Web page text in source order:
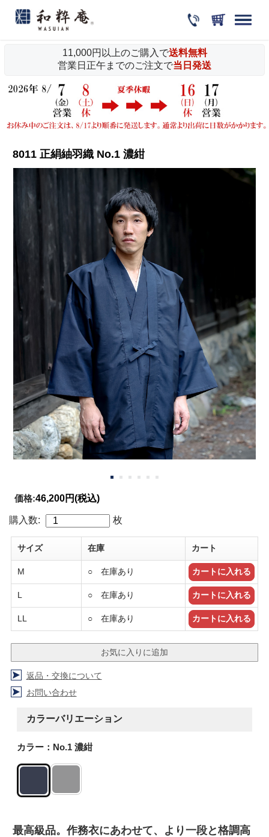
11,000円以上のご購入で送料無料
営業日正午までのご注文で当日発送
8011 正絹紬羽織 No.1 濃紺
価格:46,200円(税込)
購入数: 枚
サイズ 在庫 カート
M ○ 在庫あり
L ○ 在庫あり
LL ○ 在庫あり
返品・交換について
お問い合わせ
カラーバリエーション
カラー：No.1 濃紺
最高級品。作務衣にあわせて、より一段と格調高